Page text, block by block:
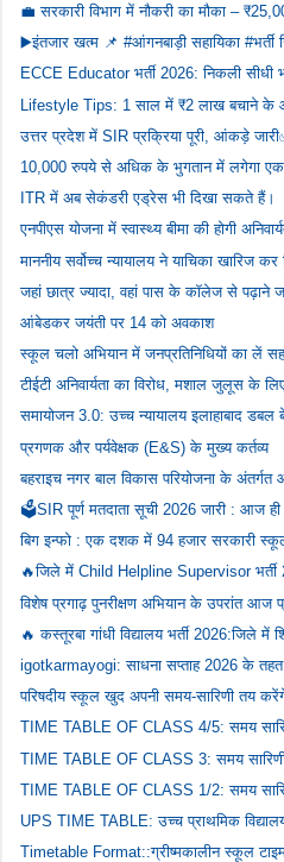
💼 सरकारी विभाग में नौकरी का मौका –
▶️इंतजार खत्म 📌 #आंगनबाड़ी सहायिका #भर्ती
ECCE Educator भर्ती 2026: निकली सीधी
Lifestyle Tips: 1 साल में ₹2 लाख बचाने के
उत्तर प्रदेश में SIR प्रक्रिया पूरी, आंकड़े
10,000 रुपये से अधिक के भुगतान में लगेगा एक
ITR में अब सेकंडरी एड्रेस भी दिखा सकते हैं।
एनपीएस योजना में स्वास्थ्य बीमा की होगी
माननीय सर्वोच्च न्यायालय ने याचिका खारिज कर
जहां छात्र ज्यादा, वहां पास के कॉलेज से पढ़ाने
आंबेडकर जयंती पर 14 को अवकाश
स्कूल चलो अभियान में जनप्रतिनिधियों का लें
टीईटी अनिवार्यता का विरोध, मशाल जुलूस के
समायोजन 3.0: उच्च न्यायालय इलाहाबाद डबल
प्रगणक और पर्यवेक्षक (E&S) के मुख्य कर्तव्य
बहराइच नगर बाल विकास परियोजना के अंतर्गत
🗳️SIR पूर्ण मतदाता सूची 2026 जारी : आज
बिग इन्फो : एक दशक में 94 हजार सरकारी
🔥जिले में Child Helpline Supervisor
विशेष प्रगाढ़ पुनरीक्षण अभियान के उपरांत आज
🔥 कस्तूरबा गांधी विद्यालय भर्ती 2026:जिले में
igotkarmayogi: साधना सप्ताह 2026 के तहत
परिषदीय स्कूल खुद अपनी समय-सारिणी तय
TIME TABLE OF CLASS 4/5: समय
TIME TABLE OF CLASS 3: समय सारिणी
TIME TABLE OF CLASS 1/2: समय
UPS TIME TABLE: उच्च प्राथमिक
Timetable Format::ग्रीष्मकालीन स्कूल